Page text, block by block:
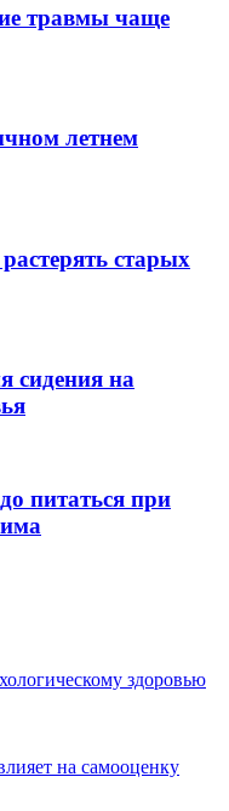
травмы чаще
летнем
старых
сидения на
питаться при
здоровью
на самооценку